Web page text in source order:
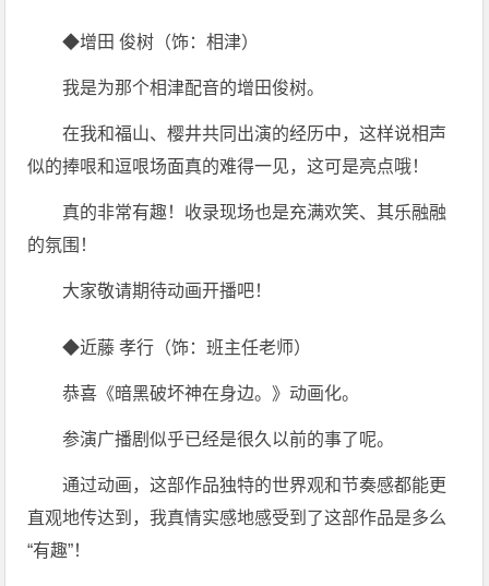
◆增田 俊树（饰：相津）
我是为那个相津配音的增田俊树。
在我和福山、樱井共同出演的经历中，这样说相声
似的捧哏和逗哏场面真的难得一见，这可是亮点哦！
真的非常有趣！收录现场也是充满欢笑、其乐融融
的氛围！
大家敬请期待动画开播吧！
◆近藤 孝行（饰：班主任老师）
恭喜《暗黑破坏神在身边。》动画化。
参演广播剧似乎已经是很久以前的事了呢。
通过动画，这部作品独特的世界观和节奏感都能更
直观地传达到，我真情实感地感受到了这部作品是多么
“有趣”！